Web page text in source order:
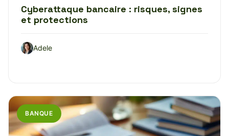
Cyberattaque bancaire : risques, signes
et protections
Adele
BANQUE